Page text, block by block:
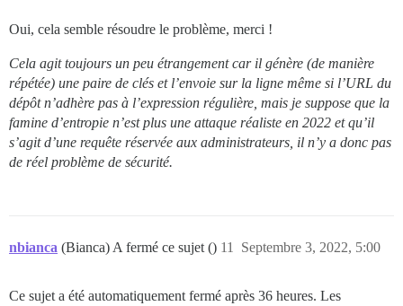
Oui, cela semble résoudre le problème, merci !
Cela agit toujours un peu étrangement car il génère (de manière
répétée) une paire de clés et l’envoie sur la ligne même si l’URL du
dépôt n’adhère pas à l’expression régulière, mais je suppose que la
famine d’entropie n’est plus une attaque réaliste en 2022 et qu’il
s’agit d’une requête réservée aux administrateurs, il n’y a donc pas
de réel problème de sécurité.
nbianca (Bianca) A fermé ce sujet () Septembre 3, 2022, 5:00
11
Ce sujet a été automatiquement fermé après 36 heures. Les